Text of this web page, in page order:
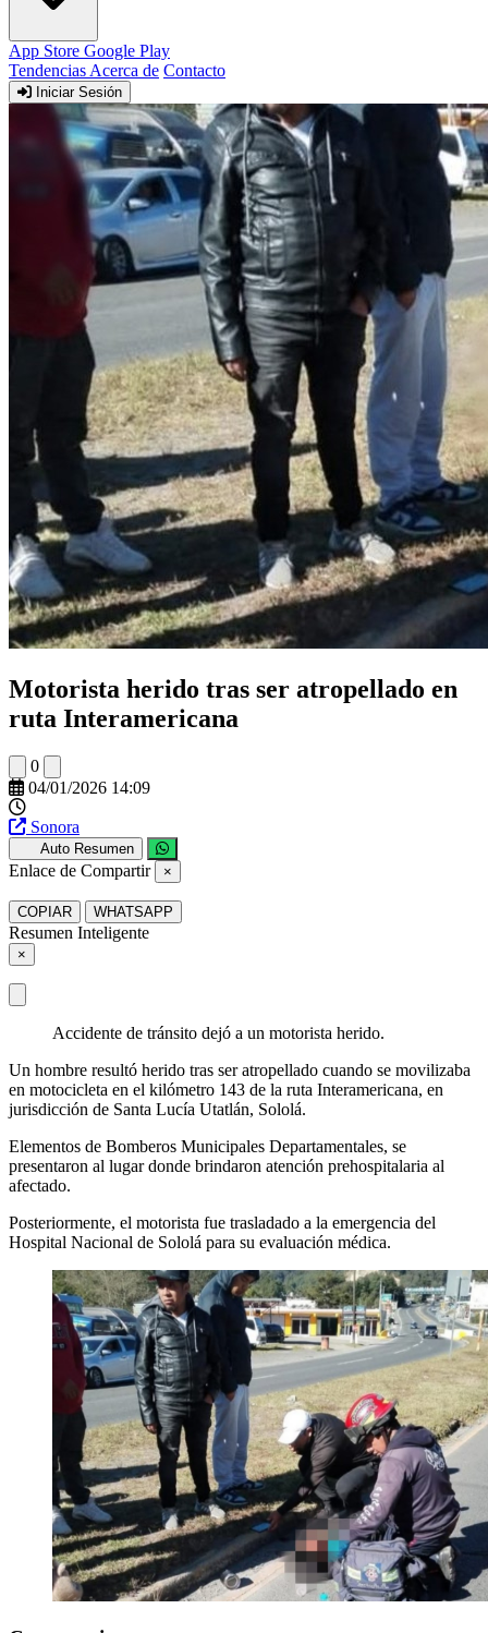
App Store Google Play
Tendencias Acerca de Contacto
Iniciar Sesión
Motorista herido tras ser atropellado en
ruta Interamericana
0
04/01/2026 14:09
Sonora
Auto Resumen
Enlace de Compartir ×
COPIAR WHATSAPP
Resumen Inteligente
×
Accidente de tránsito dejó a un motorista herido.
Un hombre resultó herido tras ser atropellado cuando se movilizaba
en motocicleta en el kilómetro 143 de la ruta Interamericana, en
jurisdicción de Santa Lucía Utatlán, Sololá.
Elementos de Bomberos Municipales Departamentales, se
presentaron al lugar donde brindaron atención prehospitalaria al
afectado.
Posteriormente, el motorista fue trasladado a la emergencia del
Hospital Nacional de Sololá para su evaluación médica.